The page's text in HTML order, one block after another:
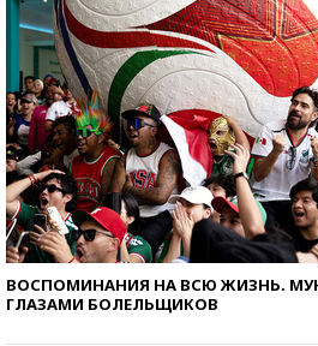
ВОСПОМИНАНИЯ НА ВСЮ ЖИЗНЬ.
ГЛАЗАМИ БОЛЕЛЬЩИКОВ